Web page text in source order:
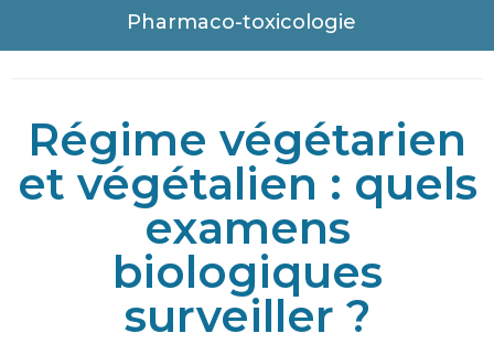
Pharmaco-toxicologie
Régime végétarien
et végétalien : quels
examens
biologiques
surveiller ?